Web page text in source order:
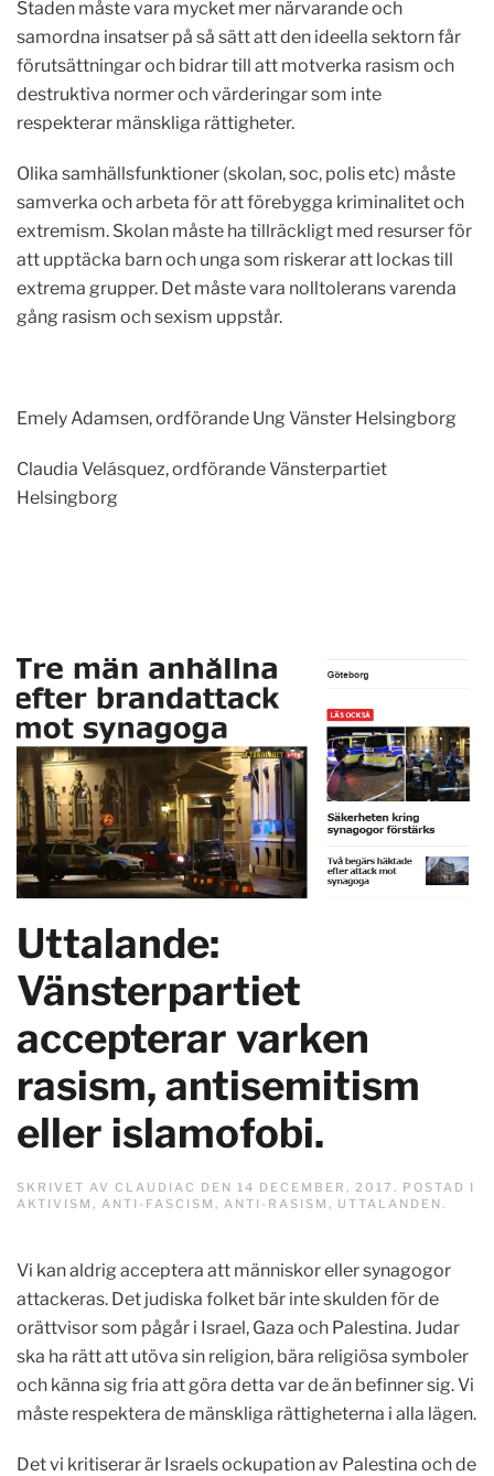
Staden måste vara mycket mer närvarande och
samordna insatser på så sätt att den ideella sektorn får
förutsättningar och bidrar till att motverka rasism och
destruktiva normer och värderingar som inte
respekterar mänskliga rättigheter.
Olika samhällsfunktioner (skolan, soc, polis etc) måste
samverka och arbeta för att förebygga kriminalitet och
extremism. Skolan måste ha tillräckligt med resurser för
att upptäcka barn och unga som riskerar att lockas till
extrema grupper. Det måste vara nolltolerans varenda
gång rasism och sexism uppstår.
Emely Adamsen, ordförande Ung Vänster Helsingborg
Claudia Velásquez, ordförande Vänsterpartiet
Helsingborg
Uttalande:
Vänsterpartiet
accepterar varken
rasism, antisemitism
eller islamofobi.
SKRIVET AV CLAUDIAC DEN 14 DECEMBER, 2017 . POSTAD I
AKTIVISM , ANTI-FASCISM , ANTI-RASISM , UTTALANDEN .
Vi kan aldrig acceptera att människor eller synagogor
attackeras. Det judiska folket bär inte skulden för de
orättvisor som pågår i Israel, Gaza och Palestina. Judar
ska ha rätt att utöva sin religion, bära religiösa symboler
och känna sig fria att göra detta var de än befinner sig. Vi
måste respektera de mänskliga rättigheterna i alla lägen.
Det vi kritiserar är Israels ockupation av Palestina och de